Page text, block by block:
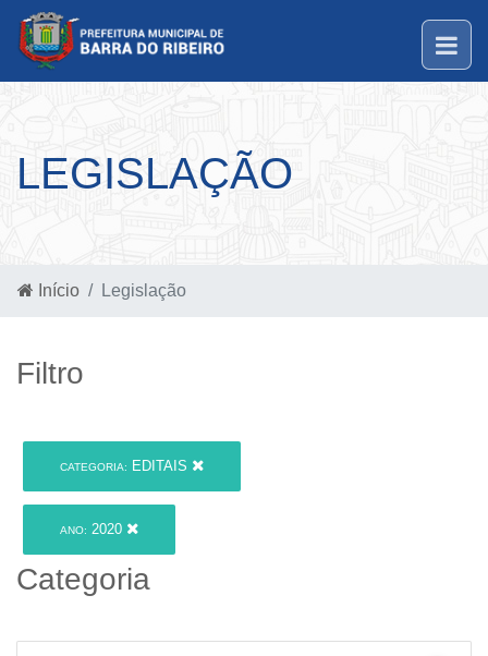
LEGISLAÇÃO
Início Legislação
Filtro
CATEGORIA: EDITAIS
ANO: 2020
Categoria